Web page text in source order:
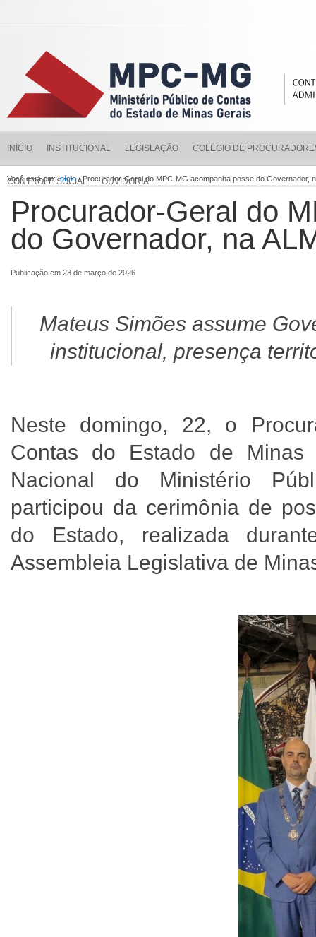
INÍCIO INSTITUCIONAL LEGISLAÇÃO COLÉGIO DE
CONTROLE SOCIAL OUVIDORIA
Você está em:Início/ Procurador-Geral do MPC-MG acompanha posse do Governador,
Procurador-Geral do
do Governador, na
Publicação em 23 de março de 2026
Mateus Simões assume
institucional, presença
Neste domingo, 22, o
Contas do Estado de Minas
Nacional do Ministério
participou da cerimônia de
do Estado, realizada
Assembleia Legislativa de